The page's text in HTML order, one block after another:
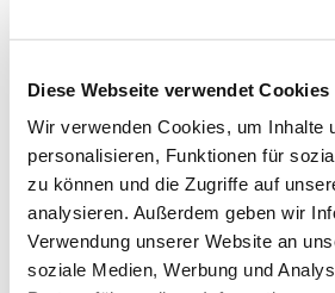
Diese Webseite verwendet Cookies
Wir verwenden Cookies, um Inhalte
personalisieren, Funktionen für
zu können und die Zugriffe auf
analysieren. Außerdem geben wir
Verwendung unserer Website an
soziale Medien, Werbung und
Dies könnte